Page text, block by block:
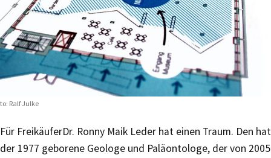
Ralf Julke
Für FreikäuferDr. Ronny Maik Leder hat einen Traum. Den hat
der 1977 geborene Geologe und Paläontologe, der von 2005